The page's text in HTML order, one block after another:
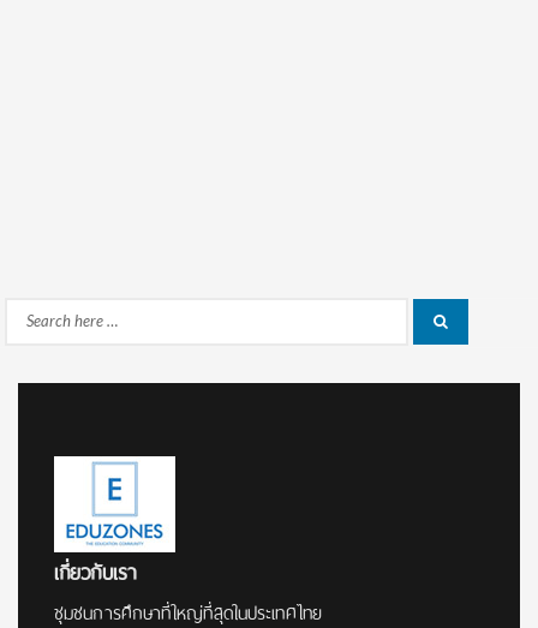
Search
เกี่ยวกับเรา
ชุมชนการศึกษาที่ใหญ่ที่สุดในประเทศไทย